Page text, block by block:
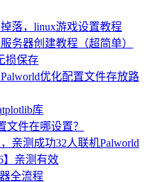
落，linux游戏设置教程
务器创建教程（超简单）
损保存
优化配置文件存放路
库
文件在哪设置？
亲测成功32人联机Palworld
】亲测有效
全流程